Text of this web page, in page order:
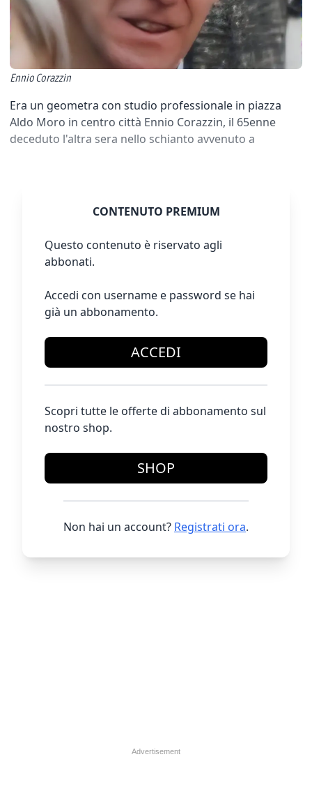
Ennio Corazzin
Era un geometra con studio professionale in piazza
Aldo Moro in centro città Ennio Corazzin, il 65enne
deceduto l'altra sera nello schianto avvenuto a
CONTENUTO PREMIUM
Questo contenuto è riservato agli
abbonati.
Accedi con username e password se hai
già un abbonamento.
ACCEDI
Scopri tutte le offerte di abbonamento sul
nostro shop.
SHOP
Non hai un account? Registrati ora.